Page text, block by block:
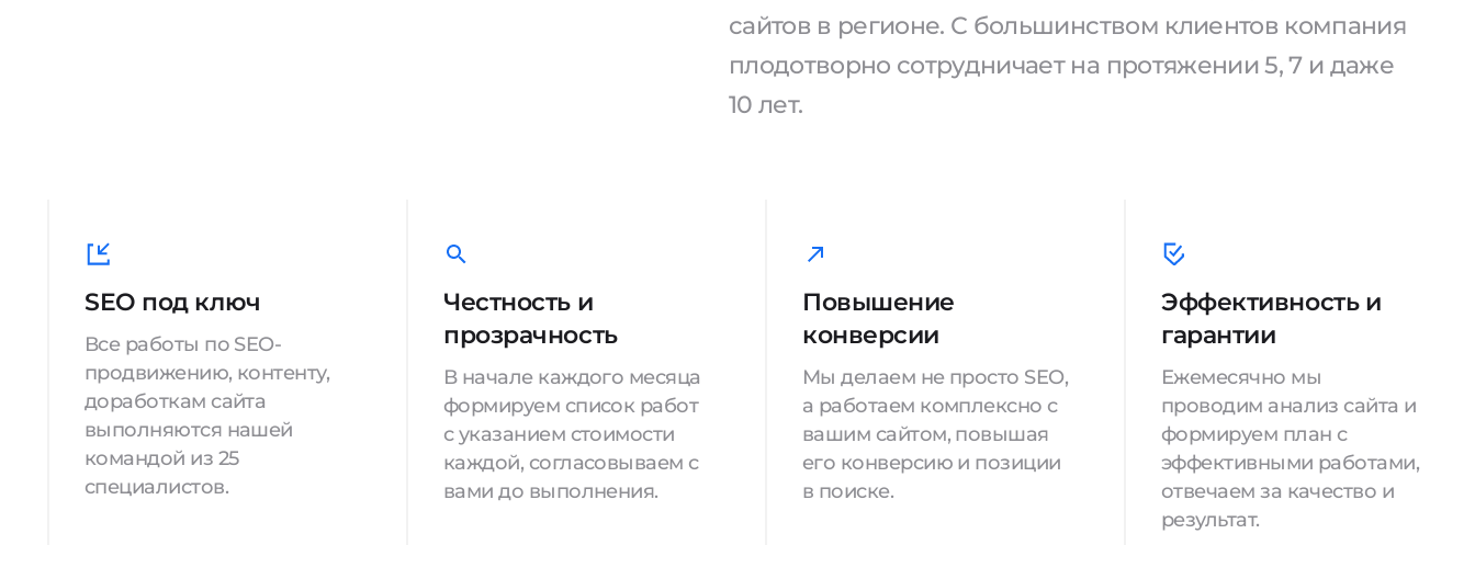
сайтов в регионе. С большинством клиентов компания
плодотворно сотрудничает на протяжении 5, 7 и даже
10 лет.
SEO под ключ
Все работы по SEO-
продвижению, контенту,
доработкам сайта
выполняются нашей
командой из 25
специалистов.
Честность и
прозрачность
В начале каждого месяца
формируем список работ
с указанием стоимости
каждой, согласовываем с
вами до выполнения.
Повышение
конверсии
Мы делаем не просто SEO,
а работаем комплексно с
вашим сайтом, повышая
его конверсию и позиции
в поиске.
Эффективность и
гарантии
Ежемесячно мы
проводим анализ сайта и
формируем план с
эффективными работами,
отвечаем за качество и
результат.